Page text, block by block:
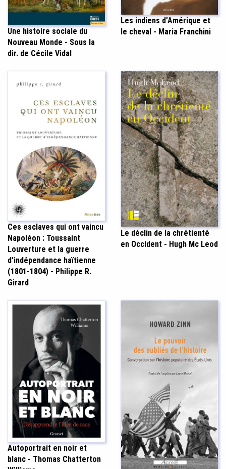
Une histoire sociale du
Nouveau Monde - Sous la
dir. de Cécile Vidal
Les indiens d’Amérique et
le cheval - Maria Franchini
Ces esclaves qui ont vaincu
Napoléon : Toussaint
Louverture et la guerre
d’indépendance haïtienne
(1801-1804) - Philippe R.
Girard
Le déclin de la chrétienté
en Occident - Hugh Mc Leod
Autoportrait en noir et
blanc - Thomas Chatterton